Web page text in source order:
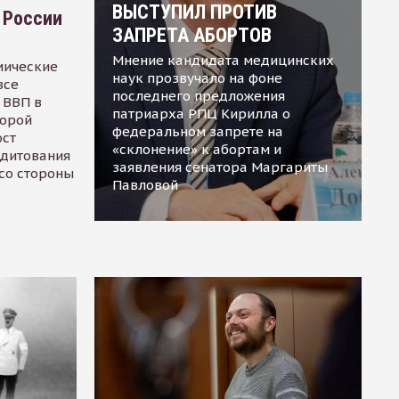
ВВП в
стороны
ВЫСТУПИЛ ПРОТИВ
ЗАПРЕТА АБОРТОВ
Мнение кандидата медицинских
наук прозвучало на фоне
последнего предложения
патриарха РПЦ Кирилла о
федеральном запрете на
«склонение» к абортам и
заявления сенатора Маргариты
Павловой